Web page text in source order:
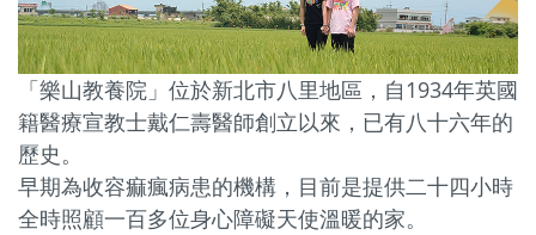
「樂山教養院」位於新北市八里地區，自1934年英國
籍醫療宣教士戴仁壽醫師創立以來，已有八十六年的
歷史。
早期為收容痲瘋病患的機構，目前是提供二十四小時
全時照顧一百多位身心障礙天使溫暖的家。